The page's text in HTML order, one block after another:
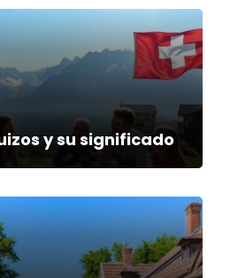
y su significado